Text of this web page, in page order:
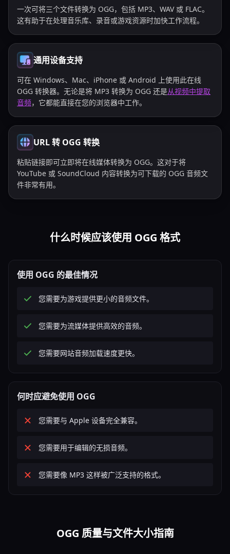
一次可将三个文件转换为 OGG，包括 MP3、WAV 或 FLAC。
这有助于在处理音乐库、录音或游戏资源时加快工作流程。
通用设备支持
可在 Windows、Mac、iPhone 或 Android 上使用此在线
OGG 转换器。无论是将 MP3 转换为 OGG 还是从视频中提取
音频，它都能直接在您的浏览器中工作。
URL 转 OGG 转换
粘贴链接即可立即将在线媒体转换为 OGG。这对于将
YouTube 或 SoundCloud 内容转换为可下载的 OGG 音频文
件非常有用。
什么时候应该使用 OGG 格式
使用 OGG 的最佳情况
您需要为游戏提供更小的音频文件。
您需要为流媒体提供高效的音频。
您需要网站音频加载速度更快。
何时应避免使用 OGG
您需要与 Apple 设备完全兼容。
您需要用于编辑的无损音频。
您需要像 MP3 这样被广泛支持的格式。
OGG 质量与文件大小指南